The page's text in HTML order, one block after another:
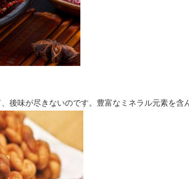
後味が尽きないのです。豊富なミネラル元素を含